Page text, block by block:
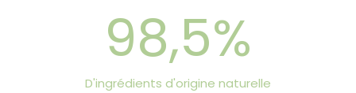
98,5%
D'ingrédients d'origine naturelle